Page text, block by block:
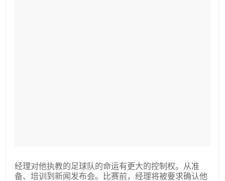
经理对他执教的足球队的命运有更大的控制权。从准
备、培训到新闻发布会。比赛前，经理将被要求确认他